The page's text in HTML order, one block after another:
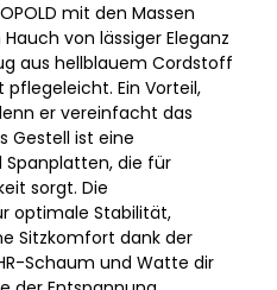
mit den Massen
von lässiger Eleganz
aus hellblauem Cordstoff
Ein Vorteil,
er vereinfacht das
Gestell ist eine
Spanplatten, die für
sorgt. Die
optimale Stabilität,
Sitzkomfort dank der
Schaum und Watte dir